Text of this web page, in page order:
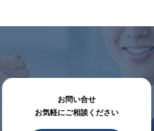
お問い合せ
お気軽にご相談ください